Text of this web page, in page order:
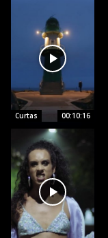
Curtas 00:10:16